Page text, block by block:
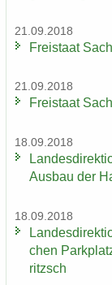
21.09.2018
Frei­staat
21.09.2018
Frei­staat
18.09.2018
Aus­bau der
18.09.2018
chen
ritzsch